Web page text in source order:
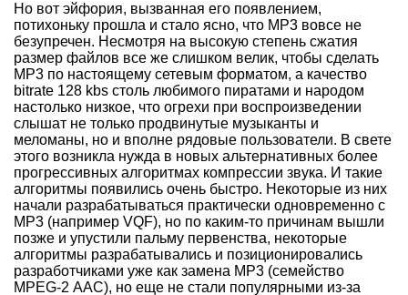
Но вот эйфория, вызванная его появлением,
потихоньку прошла и стало ясно, что МР3 вовсе не
безупречен. Несмотря на высокую степень сжатия
размер файлов все же слишком велик, чтобы сделать
МР3 по настоящему сетевым форматом, а качество
bitrate 128 kbs столь любимого пиратами и народом
настолько низкое, что огрехи при воспроизведении
слышат не только продвинутые музыканты и
меломаны, но и вполне рядовые пользователи. В свете
этого возникла нужда в новых альтернативных более
прогрессивных алгоритмах компрессии звука. И такие
алгоритмы появились очень быстро. Некоторые из них
начали разрабатываться практически одновременно с
МР3 (например VQF), но по каким-то причинам вышли
позже и упустили пальму первенства, некоторые
алгоритмы разрабатывались и позиционировались
разработчиками уже как замена МР3 (семейство
MPEG-2 ААС), но еще не стали популярными из-за